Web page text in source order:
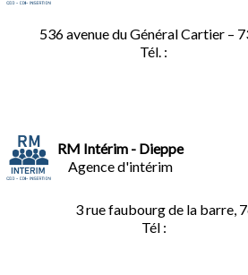
536 avenue du Général Cartier –
Tél. :
RM Intérim - Dieppe
Agence d'intérim
3 rue faubourg de la barre,
Tél :